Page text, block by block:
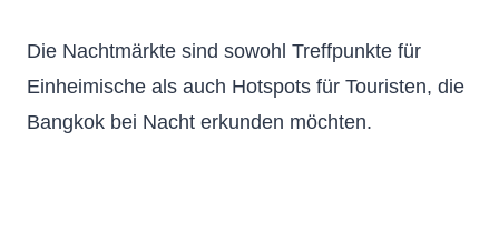
Die Nachtmärkte sind sowohl Treffpunkte für
Einheimische als auch Hotspots für Touristen, die
Bangkok bei Nacht erkunden möchten.